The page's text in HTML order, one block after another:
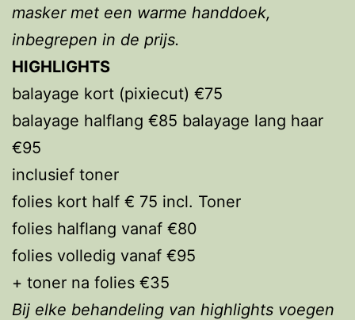
masker met een warme handdoek,
inbegrepen in de prijs.
HIGHLIGHTS
balayage kort (pixiecut) €75
balayage halflang €85 balayage lang haar
€95
inclusief toner
folies kort half € 75 incl. Toner
folies halflang vanaf €80
folies volledig vanaf €95
+ toner na folies €35
Bij elke behandeling van highlights voegen